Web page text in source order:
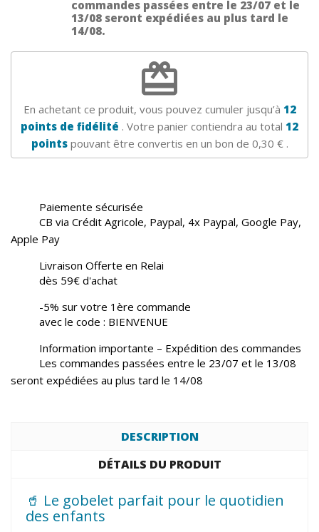
commandes passées entre le 23/07 et le
13/08 seront expédiées au plus tard le
14/08.
redeem
En achetant ce produit, vous pouvez cumuler jusqu’à 12
points de fidélité . Votre panier contiendra au total 12
pointspouvant être convertis en un bon de 0,30 €.
Paiemente sécurisée
CB via Crédit Agricole, Paypal, 4x Paypal, Google Pay,
Apple Pay
Livraison Offerte en Relai
dès 59€ d'achat
-5% sur votre 1ère commande
avec le code : BIENVENUE
Information importante – Expédition des commandes
Les commandes passées entre le 23/07 et le 13/08
seront expédiées au plus tard le 14/08
DESCRIPTION
DÉTAILS DU PRODUIT
🥤 Le gobelet parfait pour le quotidien
des enfants